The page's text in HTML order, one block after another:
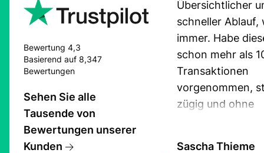
Bewertung 4,3
Basierend auf 8,347
Bewertungen
Sehen Sie alle
Tausende von
Bewertungen unserer
Kunden
Übersichtlicher
schneller Ablauf,
immer. Habe
schon mehr als
Transaktionen
vorgenommen,
zügig und ohne
Sascha Thieme